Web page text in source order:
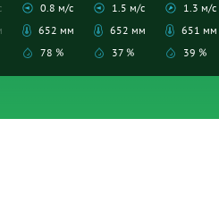
0.8 м/с
652 мм
78 %
1.5 м/с
652 мм
37 %
1.3 м/с
651 мм
39 %